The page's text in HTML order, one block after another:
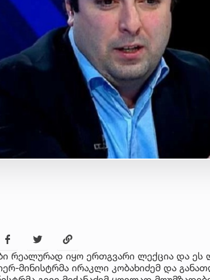
რეალურად იყო ერთგვარი ლექცია და ეს
მინისტრმა ირაკლი კობახიძემ და